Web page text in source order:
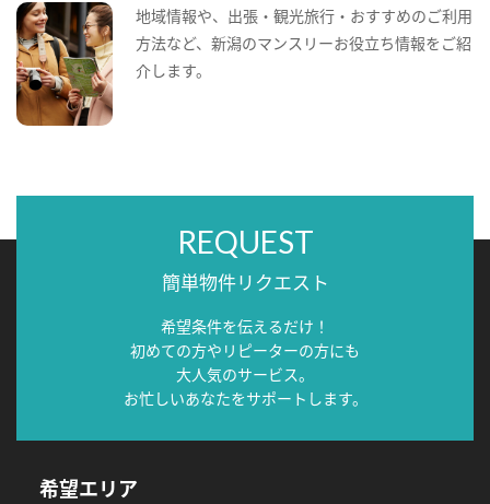
地域情報や、出張・観光旅行・おすすめのご利用
方法など、新潟のマンスリーお役立ち情報をご紹
介します。
REQUEST
簡単物件リクエスト
希望条件を伝えるだけ！
初めての方やリピーターの方にも
大人気のサービス。
お忙しいあなたをサポートします。
希望エリア